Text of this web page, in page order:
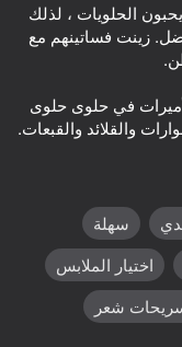
Frozen Dress Up Anna and Elsa
الحلويات ، لذلك
زينت فساتينهم مع
في حلوى حلوى
والقلائد والقبعات.
سهلة
اختيار الملابس
شعر